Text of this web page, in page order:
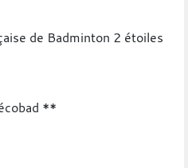
de Badminton 2 étoiles
**